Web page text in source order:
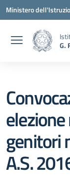
Vai ai contenuti
Vai al menu di
Vai al footer
Ministero
G.
genitori
A.S.